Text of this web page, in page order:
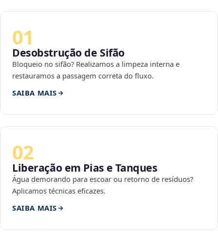
01
Desobstrução de Sifão
Bloqueio no sifão? Realizamos a limpeza interna e
restauramos a passagem correta do fluxo.
SAIBA MAIS
02
Liberação em Pias e Tanques
Água demorando para escoar ou retorno de resíduos?
Aplicamos técnicas eficazes.
SAIBA MAIS